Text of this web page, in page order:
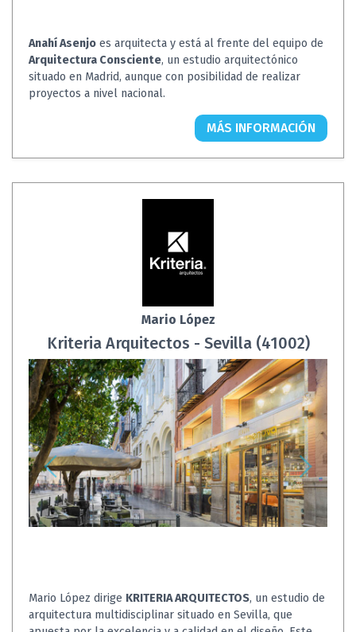
Anahí Asenjo es arquitecta y está al frente del equipo de
Arquitectura Consciente, un estudio arquitectónico
situado en Madrid, aunque con posibilidad de realizar
proyectos a nivel nacional.
MÁS INFORMACIÓN
Mario López
Kriteria Arquitectos - Sevilla (41002)
Mario López dirige KRITERIA ARQUITECTOS, un estudio de
arquitectura multidisciplinar situado en Sevilla, que